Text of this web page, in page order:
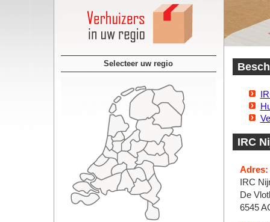
Selecteer uw regio
IRC
Adres:
IRC
De
6545